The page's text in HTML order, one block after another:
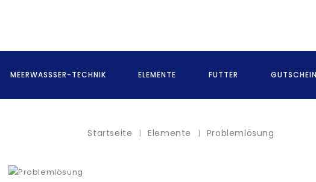
MEERWASSSER-TECHNIK ELEMENTE FUTTER
Startseite Elemente Problemlösung